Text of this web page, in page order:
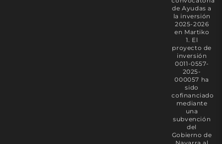
de Ayudas a
la inversión
2025-2026
en Martiko
1. El
proyecto de
inversión
0011-0557-
2025-
000057 ha
sido
cofinanciado
mediante
una
subvención
del
Gobierno de